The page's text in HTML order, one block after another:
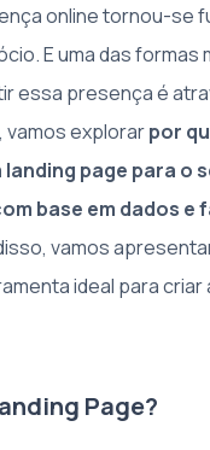
online tornou-se
E uma das formas
essa presença é
vamos explorarpor
page para o
base em dados e
vamos
ideal para criar
Page?